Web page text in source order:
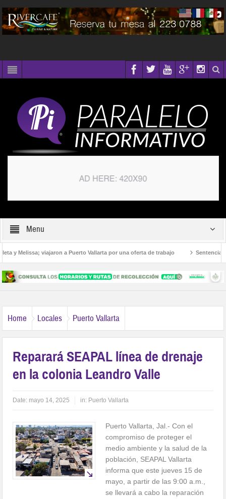
Menu
y Melissa; viajaron a Puerto Vallarta por una oferta de trabajo Sentencian
Home Locales Puerto Vallarta
Reparará SEAPAL línea de drenaje
en la colonia Leandro Valle
Date: mayo 14, 2025 in: Puerto Vallarta
Puerto Vallarta, Jal.- Con el
compromiso de proteger el
medio ambiente y la salud de la
población, SEAPAL Vallarta
informa que este jueves 15 de
mayo, a partir de las 9:00 a.m.,
se llevará a cabo la reparación